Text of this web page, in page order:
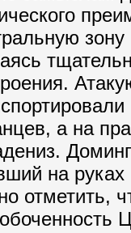
а на
на руках
отметить,